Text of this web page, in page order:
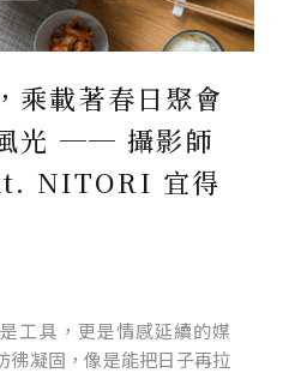
乘載著春日聚會
光 ── 攝影師
NITORI 宜得
工具，更是情感延續的媒
彿凝固，像是能把日子再拉